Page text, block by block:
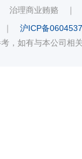
治理商业贿赂
｜ 沪ICP备
，如有与本公司相